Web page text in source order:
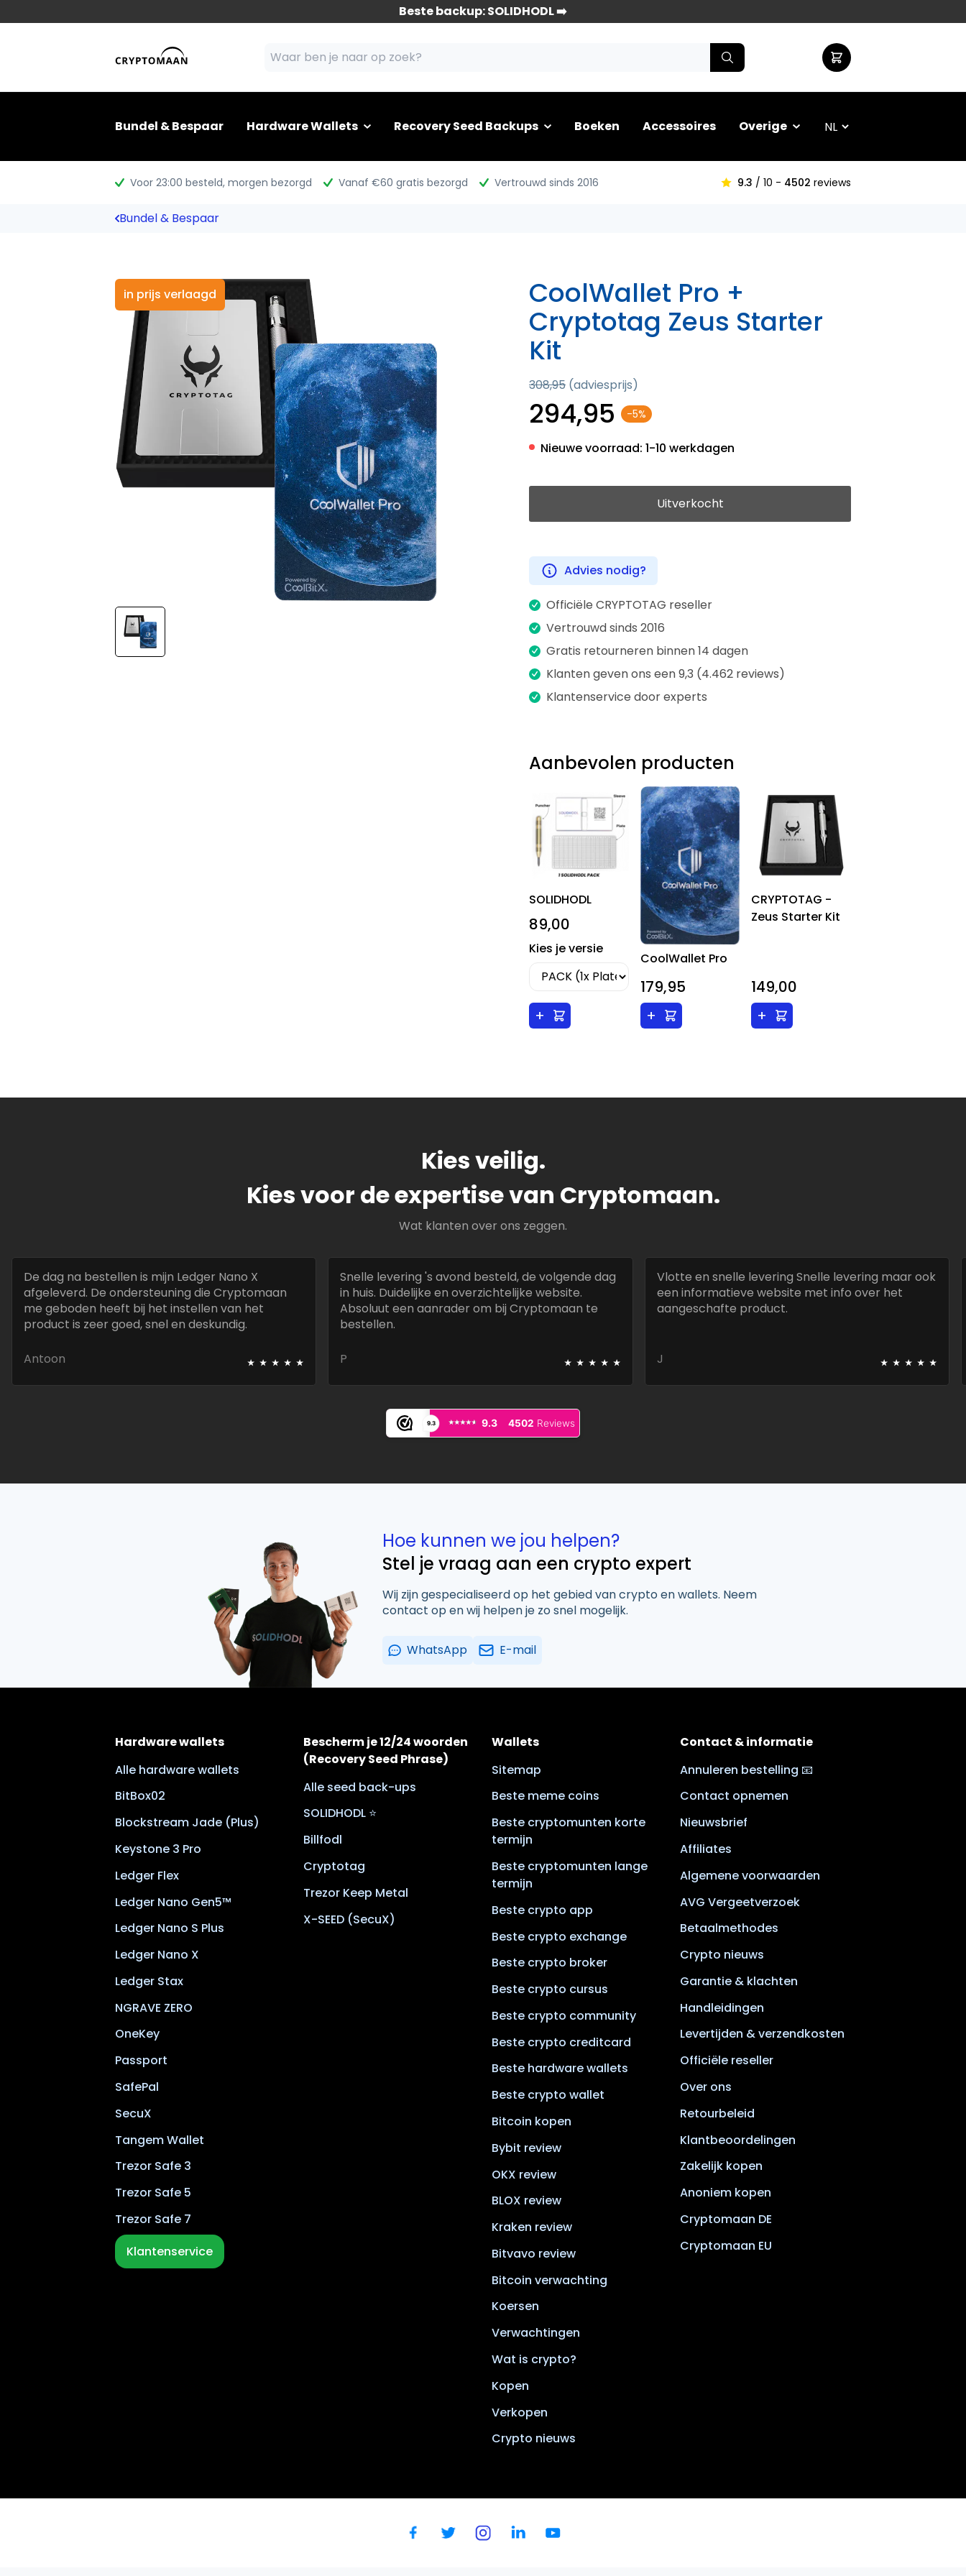
Beste backup: SOLIDHODL ➡️
Bundel & Bespaar Hardware Wallets Recovery Seed Backups Boeken Accessoires Overige
Voor 23:00 besteld, morgen bezorgd Vanaf €60 gratis bezorgd Vertrouwd sinds 2016 9.3 / 10 - 4502 reviews
Bundel & Bespaar
in prijs verlaagd CoolWallet Pro +
Cryptotag Zeus Starter
Kit
308,95 (adviesprijs)
294,95 -5%
Nieuwe voorraad: 1-10 werkdagen
Uitverkocht
Advies nodig?
Officiële CRYPTOTAG reseller
Vertrouwd sinds 2016
Gratis retourneren binnen 14 dagen
Klanten geven ons een 9,3 (4.462 reviews)
Klantenservice door experts
Aanbevolen producten
SOLIDHODL
89,00
Kies je versie
+
CoolWallet Pro
179,95
+
CRYPTOTAG -
Zeus Starter Kit
149,00
+
Kies veilig.
Kies voor de expertise van Cryptomaan.
Wat klanten over ons zeggen.
De dag na bestellen is mijn Ledger Nano X
afgeleverd. De ondersteuning die Cryptomaan
me geboden heeft bij het instellen van het
product is zeer goed, snel en deskundig.
Antoon ⭑ ⭑ ⭑ ⭑ ⭑
Snelle levering 's avond besteld, de volgende dag
in huis. Duidelijke en overzichtelijke website.
Absoluut een aanrader om bij Cryptomaan te
bestellen.
P ⭑ ⭑ ⭑ ⭑ ⭑
Vlotte en snelle levering Snelle levering maar ook
een informatieve website met info over het
aangeschafte product.
J ⭑ ⭑ ⭑ ⭑ ⭑
9.3 ⭑⭑⭑⭑⭑
⭑⭑⭑⭑⭑ 9.3 4502 Reviews
Hoe kunnen we jou helpen?
Stel je vraag aan een crypto expert
Wij zijn gespecialiseerd op het gebied van crypto en wallets. Neem
contact op en wij helpen je zo snel mogelijk.
WhatsApp E-mail
Hardware wallets
Alle hardware wallets
BitBox02
Blockstream Jade (Plus)
Keystone 3 Pro
Ledger Flex
Ledger Nano Gen5™
Ledger Nano S Plus
Ledger Nano X
Ledger Stax
NGRAVE ZERO
OneKey
Passport
SafePal
SecuX
Tangem Wallet
Trezor Safe 3
Trezor Safe 5
Trezor Safe 7
Klantenservice
Bescherm je 12/24 woorden
(Recovery Seed Phrase)
Alle seed back-ups
SOLIDHODL ⭐
Billfodl
Cryptotag
Trezor Keep Metal
X-SEED (SecuX)
Wallets
Sitemap
Beste meme coins
Beste cryptomunten korte
termijn
Beste cryptomunten lange
termijn
Beste crypto app
Beste crypto exchange
Beste crypto broker
Beste crypto cursus
Beste crypto community
Beste crypto creditcard
Beste hardware wallets
Beste crypto wallet
Bitcoin kopen
Bybit review
OKX review
BLOX review
Kraken review
Bitvavo review
Bitcoin verwachting
Koersen
Verwachtingen
Wat is crypto?
Kopen
Verkopen
Crypto nieuws
Contact & informatie
Annuleren bestelling 📧
Contact opnemen
Nieuwsbrief
Affiliates
Algemene voorwaarden
AVG Vergeetverzoek
Betaalmethodes
Crypto nieuws
Garantie & klachten
Handleidingen
Levertijden & verzendkosten
Officiële reseller
Over ons
Retourbeleid
Klantbeoordelingen
Zakelijk kopen
Anoniem kopen
Cryptomaan DE
Cryptomaan EU